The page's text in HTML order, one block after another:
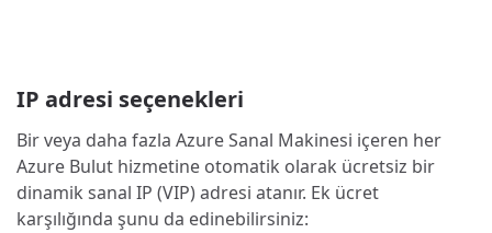
IP adresi seçenekleri
Bir veya daha fazla Azure Sanal Makinesi içeren her
Azure Bulut hizmetine otomatik olarak ücretsiz bir
dinamik sanal IP (VIP) adresi atanır. Ek ücret
karşılığında şunu da edinebilirsiniz: